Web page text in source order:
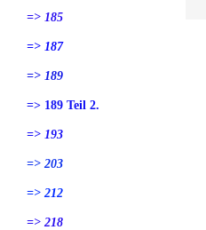
=> 185
=> 187
=> 189
=> 189 Teil 2.
=> 193
=> 203
=> 212
=> 218